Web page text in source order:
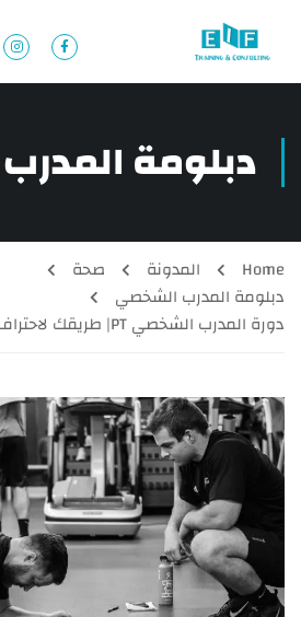
دبلومة
Home المدونة
صحة
دبلومة المدرب الشخصي
دورة المدرب الشخصي PT| طريقك لاحتراف التدريب